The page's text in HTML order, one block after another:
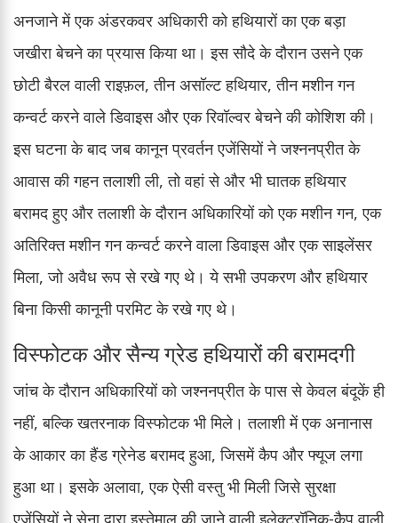
अनजाने में एक अंडरकवर अधिकारी को हथियारों का एक बड़ा
जखीरा बेचने का प्रयास किया था। इस सौदे के दौरान उसने एक
छोटी बैरल वाली राइफ़ल, तीन असॉल्ट हथियार, तीन मशीन गन
कन्वर्ट करने वाले डिवाइस और एक रिवॉल्वर बेचने की कोशिश की।
इस घटना के बाद जब कानून प्रवर्तन एजेंसियों ने जश्ननप्रीत के
आवास की गहन तलाशी ली, तो वहां से और भी घातक हथियार
बरामद हुए और तलाशी के दौरान अधिकारियों को एक मशीन गन, एक
अतिरिक्त मशीन गन कन्वर्ट करने वाला डिवाइस और एक साइलेंसर
मिला, जो अवैध रूप से रखे गए थे। ये सभी उपकरण और हथियार
बिना किसी कानूनी परमिट के रखे गए थे।
विस्फोटक और सैन्य ग्रेड हथियारों की बरामदगी
जांच के दौरान अधिकारियों को जश्ननप्रीत के पास से केवल बंदूकें ही
नहीं, बल्कि खतरनाक विस्फोटक भी मिले। तलाशी में एक अनानास
के आकार का हैंड ग्रेनेड बरामद हुआ, जिसमें कैप और फ्यूज लगा
हुआ था। इसके अलावा, एक ऐसी वस्तु भी मिली जिसे सुरक्षा
एजेंसियों ने सेना द्वारा इस्तेमाल की जाने वाली इलेक्ट्रॉनिक-कैप वाली